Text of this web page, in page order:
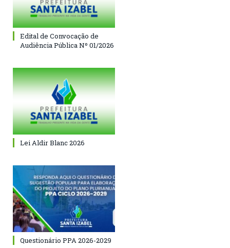
Edital de Convocação de
Audiência Pública Nº 01/2026
Lei Aldir Blanc 2026
Questionário PPA 2026-2029